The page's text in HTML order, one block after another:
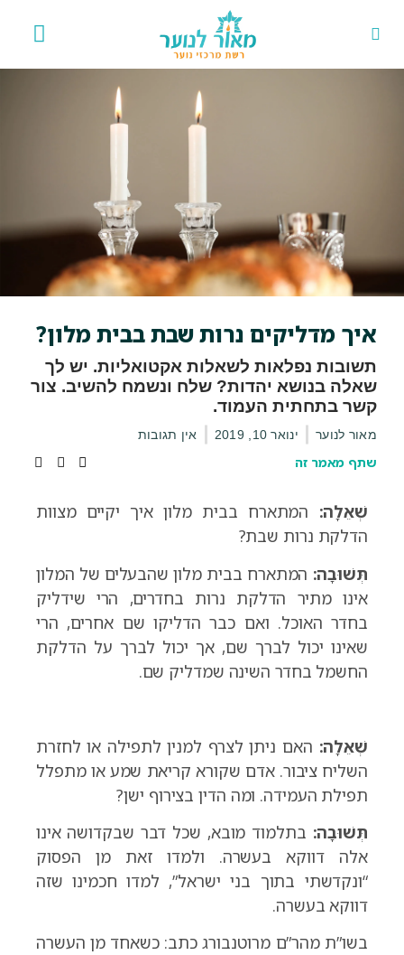
איך מדליקים נרות שבת בבית מלון?
תשובות נפלאות לשאלות אקטואליות. יש לך
שאלה בנושא יהדות? שלח ונשמח להשיב. צור
קשר בתחתית העמוד.
מאור לנוער ינואר 10, 2019 אין תגובות
שתף מאמר זה
שְׁאֵלָה: המתארח בבית מלון איך יקיים מצוות
הדלקת נרות שבת?
תְּשׁוּבָה: המתארח בבית מלון שהבעלים של המלון
אינו מתיר הדלקת נרות בחדרים, הרי שידליק
בחדר האוכל. ואם כבר הדליקו שם אחרים, הרי
שאינו יכול לברך שם, אך יכול לברך על הדלקת
החשמל בחדר השינה שמדליק שם.
שְׁאֵלָה: האם ניתן לצרף למנין לתפילה או לחזרת
השליח ציבור. אדם שקורא קריאת שמע או מתפלל
תפילת העמידה. ומה הדין בצירוף ישן?
תְּשׁוּבָה: בתלמוד מובא, שכל דבר שבקדושה אינו
אלה דווקא בעשרה. ולמדו זאת מן הפסוק
“ונקדשתי בתוך בני ישראל”, למדו חכמינו שזה
דווקא בעשרה.
בשו”ת מהר”ם מרוטנבורג כתב: כשאחד מן העשרה